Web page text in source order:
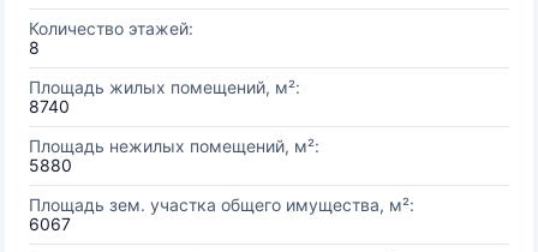
Количество этажей:
8
Площадь жилых помещений, м²:
8740
Площадь нежилых помещений, м²:
5880
Площадь зем. участка общего имущества, м²:
6067